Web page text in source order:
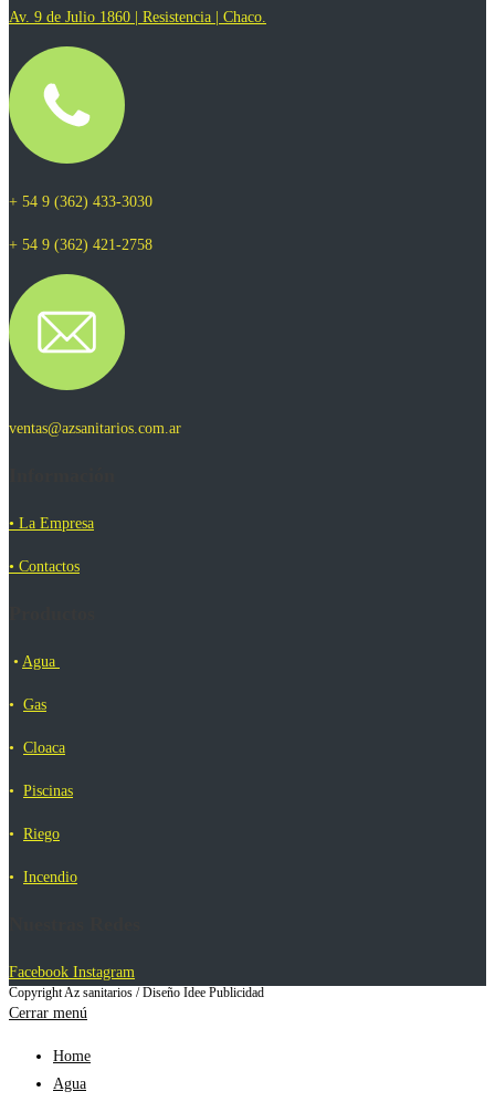
Av. 9 de Julio 1860 | Resistencia | Chaco.
+ 54 9 (362) 433-3030
+ 54 9 (362) 421-2758
ventas@azsanitarios.com.ar
• La Empresa
• Contactos
• Agua
• Gas
• Cloaca
• Piscinas
• Riego
• Incendio
Facebook Instagram
Copyright Az sanitarios / Diseño Idee Publicidad
Cerrar menú
Home
Agua